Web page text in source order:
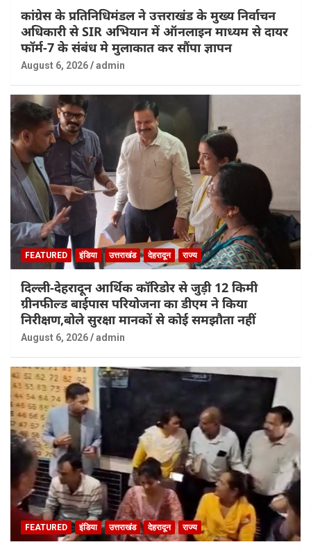
कांग्रेस के प्रतिनिधिमंडल ने उत्तराखंड के मुख्य निर्वाचन
अधिकारी से SIR अभियान में ऑनलाइन माध्यम से दायर
फॉर्म-7 के संबंध मे मुलाकात कर सौंपा ज्ञापन
August 6, 2026 admin
FEATURED इंडिया उत्तराखंड देहरादून राज्य
दिल्ली-देहरादून आर्थिक कॉरिडोर से जुड़ी 12 किमी
ग्रीनफील्ड बाईपास परियोजना का डीएम ने किया
निरीक्षण,बोले सुरक्षा मानकों से कोई समझौता नहीं
August 6, 2026 admin
FEATURED इंडिया उत्तराखंड देहरादून राज्य